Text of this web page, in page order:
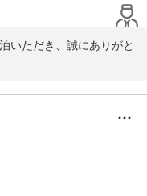
ールでのお買い物も楽し
立地と感じていただけた
だきたいと存じます。
垣も蒸し暑い日が続いて
越しいただけますことを
いただき、誠にありがと
美味しかった」とのお言
ニックサラダなど、体に
おります。
ました。